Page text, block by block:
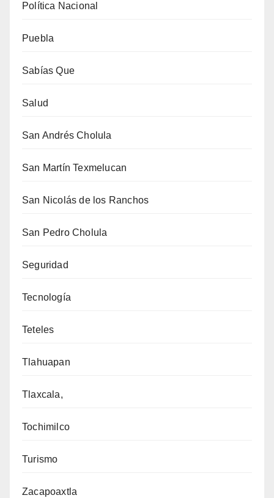
Política Nacional
Puebla
Sabías Que
Salud
San Andrés Cholula
San Martín Texmelucan
San Nicolás de los Ranchos
San Pedro Cholula
Seguridad
Tecnología
Teteles
Tlahuapan
Tlaxcala,
Tochimilco
Turismo
Zacapoaxtla